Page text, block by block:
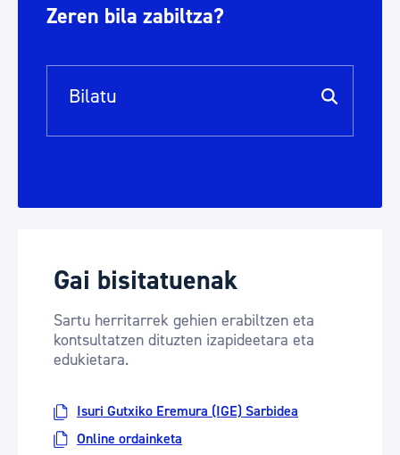
Zeren bila zabiltza?
Bilaketa barra
Gai bisitatuenak
Sartu herritarrek gehien erabiltzen eta
kontsultatzen dituzten izapideetara eta
edukietara.
Isuri Gutxiko Eremura (IGE) Sarbidea
Online ordainketa